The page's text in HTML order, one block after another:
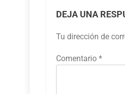
DEJA UNA
Tu dirección de
Comentario *